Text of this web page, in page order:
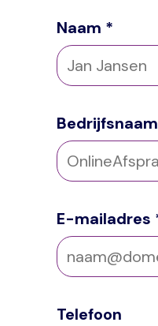
Naam
Bedrijfsnaam
E-mailadres
Telefoon